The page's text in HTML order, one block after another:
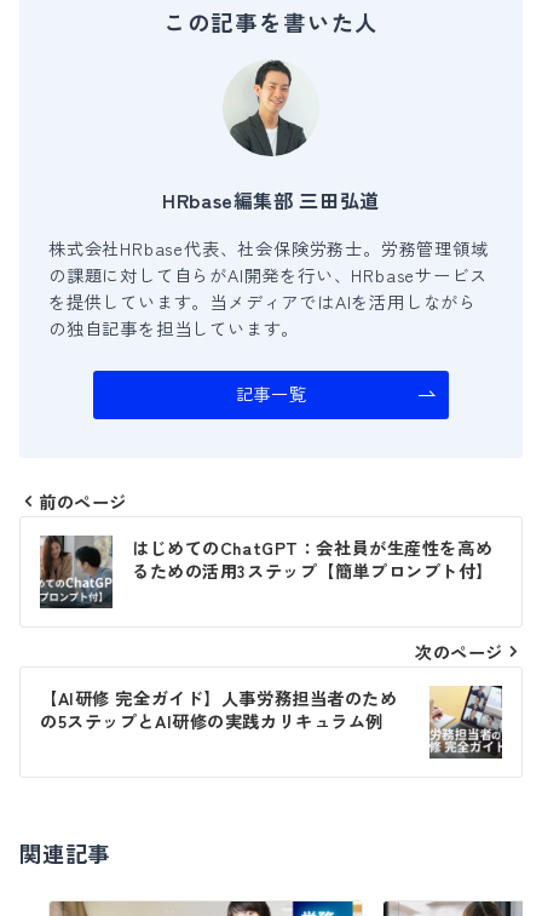
この記事を書いた人
HRbase編集部 三田弘道
株式会社HRbase代表、社会保険労務士。労務管理領域
の課題に対して自らがAI開発を行い、HRbaseサービス
を提供しています。当メディアではAIを活用しながら
の独自記事を担当しています。
記事一覧
投
稿
ナ
ビ
ー
シ
ン
前のページ
はじめてのChatGPT：会社員が生産性を高め
るための活用3ステップ【簡単プロンプト付】
次のページ
【AI研修 完全ガイド】人事労務担当者のため
の5ステップとAI研修の実践カリキュラム例
関連記事